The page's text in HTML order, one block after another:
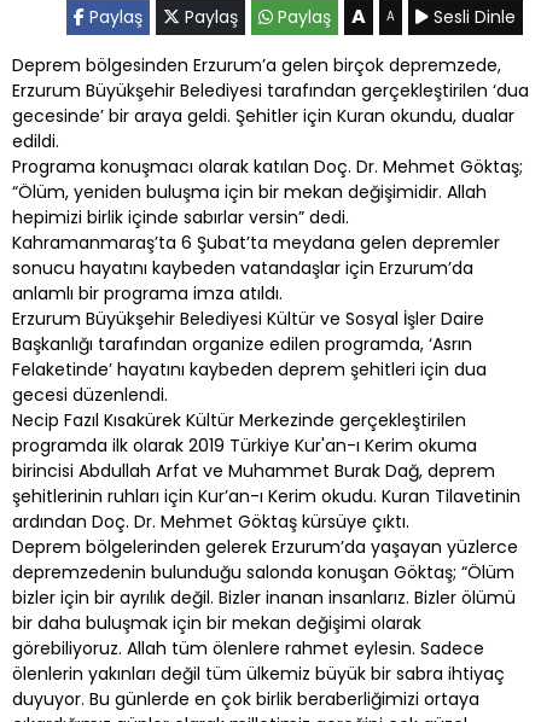
Paylaş Paylaş Paylaş A A
Sesli Dinle
Deprem bölgesinden Erzurum’a gelen birçok depremzede,
Erzurum Büyükşehir Belediyesi tarafından gerçekleştirilen ‘dua
gecesinde’ bir araya geldi. Şehitler için Kuran okundu, dualar
edildi.
Programa konuşmacı olarak katılan Doç. Dr. Mehmet Göktaş;
“Ölüm, yeniden buluşma için bir mekan değişimidir. Allah
hepimizi birlik içinde sabırlar versin” dedi.
Kahramanmaraş’ta 6 Şubat’ta meydana gelen depremler
sonucu hayatını kaybeden vatandaşlar için Erzurum’da
anlamlı bir programa imza atıldı.
Erzurum Büyükşehir Belediyesi Kültür ve Sosyal İşler Daire
Başkanlığı tarafından organize edilen programda, ‘Asrın
Felaketinde’ hayatını kaybeden deprem şehitleri için dua
gecesi düzenlendi.
Necip Fazıl Kısakürek Kültür Merkezinde gerçekleştirilen
programda ilk olarak 2019 Türkiye Kur'an-ı Kerim okuma
birincisi Abdullah Arfat ve Muhammet Burak Dağ, deprem
şehitlerinin ruhları için Kur’an-ı Kerim okudu. Kuran Tilavetinin
ardından Doç. Dr. Mehmet Göktaş kürsüye çıktı.
Deprem bölgelerinden gelerek Erzurum’da yaşayan yüzlerce
depremzedenin bulunduğu salonda konuşan Göktaş; “Ölüm
bizler için bir ayrılık değil. Bizler inanan insanlarız. Bizler ölümü
bir daha buluşmak için bir mekan değişimi olarak
görebiliyoruz. Allah tüm ölenlere rahmet eylesin. Sadece
ölenlerin yakınları değil tüm ülkemiz büyük bir sabra ihtiyaç
duyuyor. Bu günlerde en çok birlik beraberliğimizi ortaya